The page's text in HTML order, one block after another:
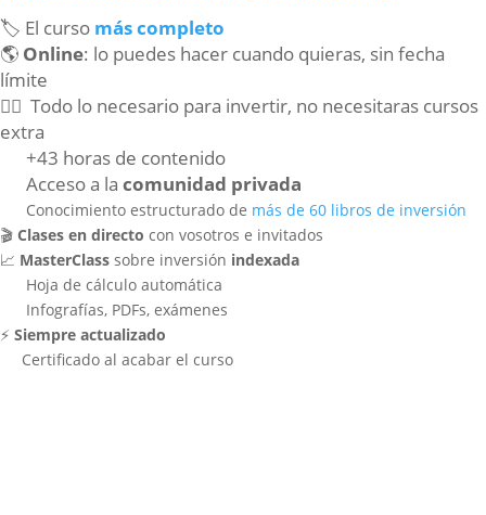
🏷 El curso más completo
🌎 Online: lo puedes hacer cuando quieras, sin fecha
límite
🕵️‍♂️ Todo lo necesario para invertir, no necesitaras cursos
extra
+43 horas de contenido
Acceso a la comunidad privada
Conocimiento estructurado de más de 60 libros de inversión
🎬 Clases en directo con vosotros e invitados
📈 MasterClass sobre inversión indexada
Hoja de cálculo automática
Infografías, PDFs, exámenes
⚡️ Siempre actualizado
Certificado al acabar el curso